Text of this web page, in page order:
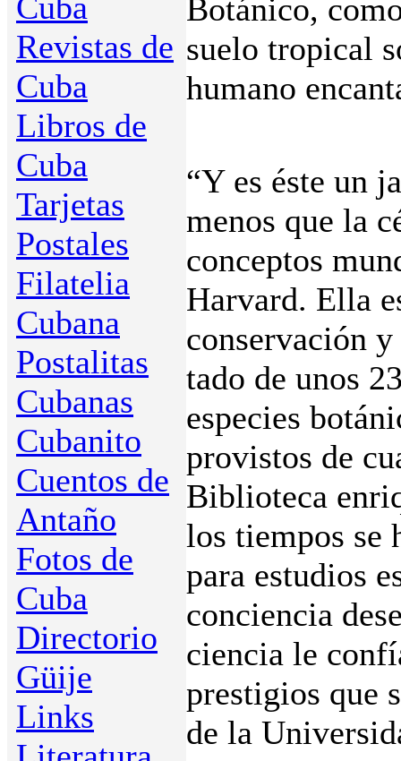
Revistas de
Cuba
Libros de
Cuba
Tarjetas
Postales
Filatelia
Cubana
Postalitas
Cubanas
Cubanito
Cuentos de
Antaño
Fotos de
Cuba
Directorio
Güije
Links
Botánico,
suelo tropical
humano
“Y es éste un
menos que la
conceptos
Harvard. Ella
conservación
tado de unos
especies
provistos de
Biblioteca
los tiempos se
para estudios
conciencia
ciencia le
prestigios que
de la